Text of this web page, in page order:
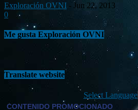
Exploración OVNI - Jun 22, 2013
0
Me gusta Exploración OVNI
Translate website
Select Language